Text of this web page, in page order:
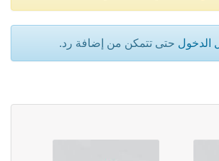
الدخول حتى تتمكن من إضافة رد.